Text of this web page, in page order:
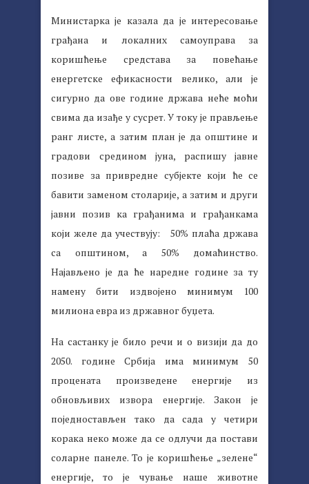
Министарка је казала да је интересовање
грађана и локалних самоуправа за
коришћење средстава за повећање
енергетске ефикасности велико, али је
сигурно да ове године држава неће моћи
свима да изађе у сусрет. У току је прављење
ранг листе, а затим план је да општине и
градови средином јуна, распишу јавне
позиве за привредне субјекте који ће се
бавити заменом столарије, а затим и други
јавни позив ка грађанима и грађанкама
који желе да учествују: 50% плаћа држава
са општином, а 50% домаћинство.
Најављено је да ће наредне године за ту
намену бити издвојено минимум 100
милиона евра из државног буџета.
На састанку је било речи и о визији да до
2050. године Србија има минимум 50
процената произведене енергије из
обновљивих извора енергије. Закон је
поједностављен тако да сада у четири
корака неко може да се одлучи да постави
соларне панеле. То је коришћење „зелене“
енергије, то је чување наше животне